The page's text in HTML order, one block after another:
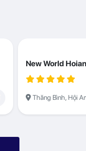
New World
Thăng Bình, Hội